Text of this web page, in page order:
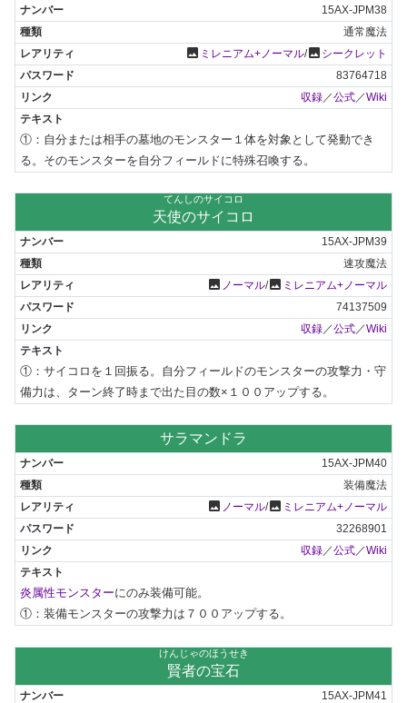
15AX-JPM38
通常魔法
photo ミレニアム+ノーマル/photo シークレット
83764718
収録 ／公式 ／Wiki
①：自分または相手の墓地のモンスター１体を対象として発動でき
る。そのモンスターを自分フィールドに特殊召喚する。
てんしのサイコロ
天使のサイコロ
15AX-JPM39
速攻魔法
photo ノーマル/photo ミレニアム+ノーマル
74137509
収録／公式／Wiki
①：サイコロを１回振る。自分フィールドのモンスターの攻撃力・守
備力は、ターン終了時まで出た目の数×１００アップする。
サラマンドラ
15AX-JPM40
装備魔法
photo ノーマル/photo ミレニアム+ノーマル
32268901
収録／公式／Wiki
炎属性モンスターにのみ装備可能。
①：装備モンスターの攻撃力は７００アップする。
けんじゃのほうせき
賢者の宝石
15AX-JPM41